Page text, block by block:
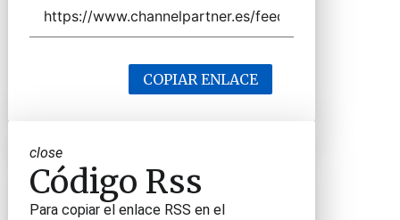
COPIAR ENLACE
close
Código Rss
Para copiar el enlace RSS en el